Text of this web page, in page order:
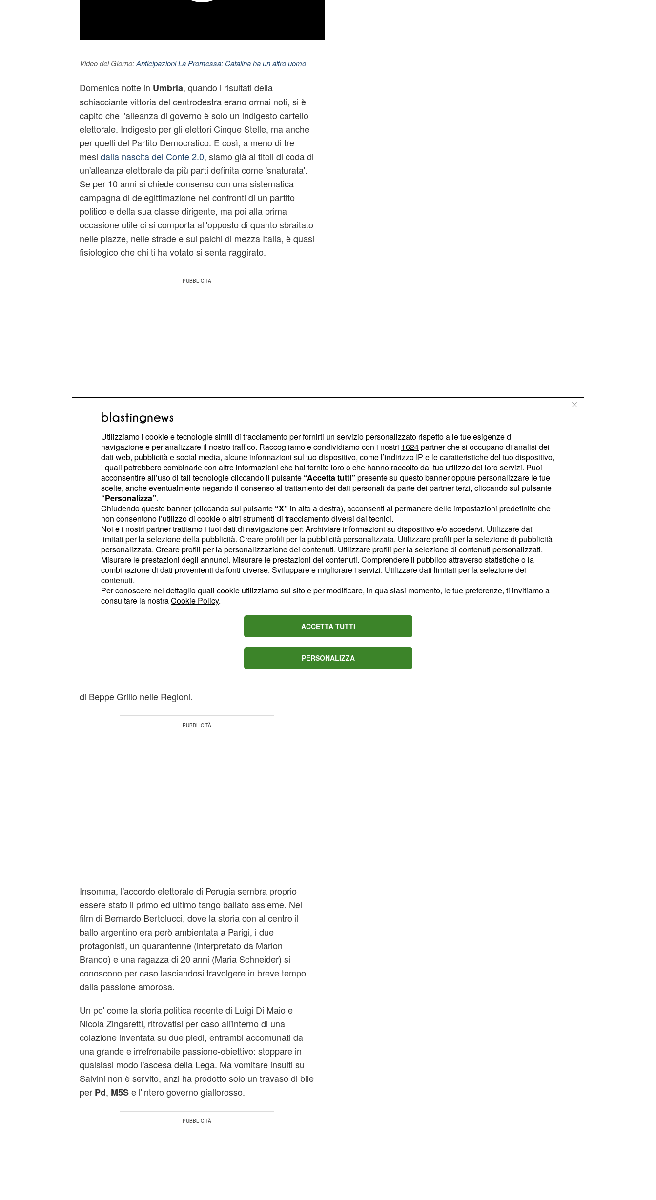
Video del Giorno:Anticipazioni La Promessa: Catalina ha un altro uomo
Domenica notte in Umbria, quando i risultati della
schiacciante vittoria del centrodestra erano ormai noti, si è
capito che l'alleanza di governo è solo un indigesto cartello
elettorale. Indigesto per gli elettori Cinque Stelle, ma anche
per quelli del Partito Democratico. E così, a meno di tre
mesi dalla nascita del Conte 2.0, siamo già ai titoli di coda di
un'alleanza elettorale da più parti definita come 'snaturata'.
Se per 10 anni si chiede consenso con una sistematica
campagna di delegittimazione nei confronti di un partito
politico e della sua classe dirigente, ma poi alla prima
occasione utile ci si comporta all'opposto di quanto sbraitato
nelle piazze, nelle strade e sui palchi di mezza Italia, è quasi
fisiologico che chi ti ha votato si senta raggirato.
Questa è la sinossi della storia politica delM5Se del
successivo accordo con ilPd.
Di Maio chiude all'accordo con il Pd
Il Governo rimarrà, almeno per un po', al proprio posto.
Anche perché dopo il voto umbro c'è ancora più paura di
tornare alle urne. Gran parte di chi siede in parlamento,
sotto le effigi del centrosinistra e delM5S, ha ormai la
certezza che difficilmente tornerà su quegli stessi scranni in
caso di voto anticipato. Tuttavia, al netto del masochismo
politico, la coalizione giallorossa, almeno nella versione di
alleanza elettorale nei territori, sembra finita. E a certificarlo
sono stati proprio i leader dei due partiti, Zingaretti e Di
ha chiaramente lasciato
di Beppe Grillo nelle Regioni.
Insomma, l'accordo elettorale di Perugia sembra proprio
essere stato il primo ed ultimo tango ballato assieme. Nel
film di Bernardo Bertolucci, dove la storia con al centro il
ballo argentino era però ambientata a Parigi, i due
protagonisti, un quarantenne (interpretato da Marlon
Brando) e una ragazza di 20 anni (Maria Schneider) si
conoscono per caso lasciandosi travolgere in breve tempo
dalla passione amorosa.
Un po' come la storia politica recente di Luigi Di Maio e
Nicola Zingaretti, ritrovatisi per caso all'interno di una
colazione inventata su due piedi, entrambi accomunati da
una grande e irrefrenabile passione-obiettivo: stoppare in
qualsiasi modo l'ascesa della Lega. Ma vomitare insulti su
Salvini non è servito, anzi ha prodotto solo un travaso di bile
per Pd, M5Se l'intero governo giallorosso.
Utilizziamo i cookie e tecnologie simili di tracciamento per fornirti un servizio personalizzato rispetto alle tue esigenze di
navigazione e per analizzare il nostro traffico. Raccogliamo e condividiamo con i nostri 1624partner che si occupano di analisi dei
dati web, pubblicità e social media, alcune informazioni sul tuo dispositivo, come l’indirizzo IP e le caratteristiche del tuo dispositivo,
i quali potrebbero combinarle con altre informazioni che hai fornito loro o che hanno raccolto dal tuo utilizzo dei loro servizi. Puoi
acconsentire all’uso di tali tecnologie cliccando il pulsante “Accetta tutti” presente su questo banner oppure personalizzare le tue
scelte, anche eventualmente negando il consenso al trattamento dei dati personali da parte dei partner terzi, cliccando sul pulsante
“Personalizza”.
Chiudendo questo banner (cliccando sul pulsante “X” in alto a destra), acconsenti al permanere delle impostazioni predefinite che
non consentono l’utilizzo di cookie o altri strumenti di tracciamento diversi dai tecnici.
Noi e i nostri partner trattiamo i tuoi dati di navigazione per: Archiviare informazioni su dispositivo e/o accedervi. Utilizzare dati
limitati per la selezione della pubblicità. Creare profili per la pubblicità personalizzata. Utilizzare profili per la selezione di pubblicità
personalizzata. Creare profili per la personalizzazione dei contenuti. Utilizzare profili per la selezione di contenuti personalizzati.
Misurare le prestazioni degli annunci. Misurare le prestazioni dei contenuti. Comprendere il pubblico attraverso statistiche o la
combinazione di dati provenienti da fonti diverse. Sviluppare e migliorare i servizi. Utilizzare dati limitati per la selezione dei
contenuti.
Per conoscere nel dettaglio quali cookie utilizziamo sul sito e per modificare, in qualsiasi momento, le tue preferenze, ti invitiamo a
consultare la nostraCookie Policy.
ACCETTA TUTTI
PERSONALIZZA